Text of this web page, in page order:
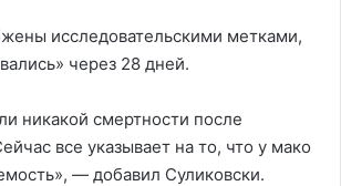
исследовательскими метками,
через 28 дней.
никакой смертности после
все указывает на то, что у мако
— добавил Суликовски.